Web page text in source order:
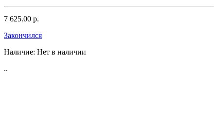
7 625.00 р.
Закончился
Наличие: Нет в наличии
..